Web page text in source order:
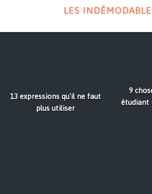
LES
13 expressions qu'il ne faut
plus utiliser
9
étudiant